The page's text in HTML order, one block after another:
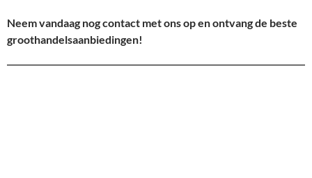
Neem vandaag nog contact met ons op en ontvang de beste
groothandelsaanbiedingen!